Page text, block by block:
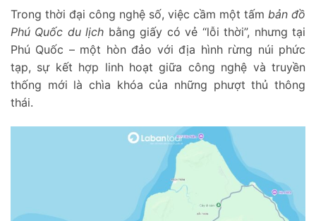
Trong thời đại công nghệ số, việc cầm một tấm bản đồ
Phú Quốc du lịch bằng giấy có vẻ “lỗi thời”, nhưng tại
Phú Quốc – một hòn đảo với địa hình rừng núi phức
tạp, sự kết hợp linh hoạt giữa công nghệ và truyền
thống mới là chìa khóa của những phượt thủ thông
thái.